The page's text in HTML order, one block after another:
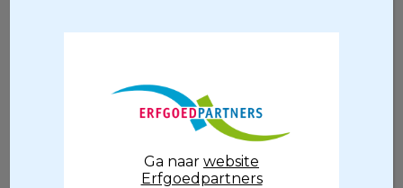
kloosters
Ook in de winter van 2025 organiseert
Erfgoedpartners | Centrum Groninger
Taal & Cultuur in samenwerking met het
Platform Archeologie & Publiek, de
betrokken erfgoedinstellingen, de
Ga naar website
Erfgoedpartners